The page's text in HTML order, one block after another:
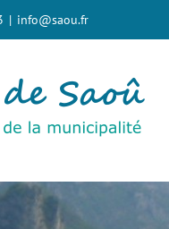
| info@saou.fr